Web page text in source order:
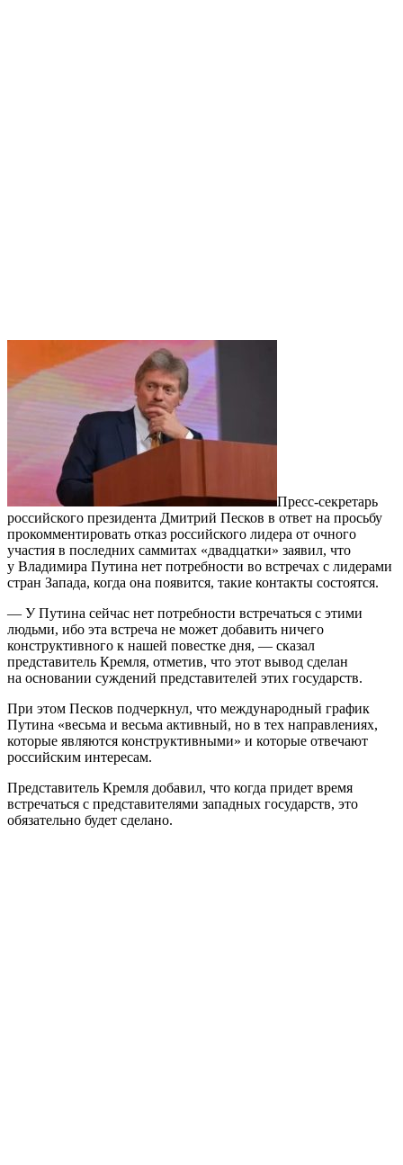
Пресс-секретарь
российского президента Дмитрий Песков в ответ на просьбу
прокомментировать отказ российского лидера от очного
участия в последних саммитах «двадцатки» заявил, что
у Владимира Путина нет потребности во встречах с лидерами
стран Запада, когда она появится, такие контакты состоятся.
— У Путина сейчас нет потребности встречаться с этими
людьми, ибо эта встреча не может добавить ничего
конструктивного к нашей повестке дня, — сказал
представитель Кремля, отметив, что этот вывод сделан
на основании суждений представителей этих государств.
При этом Песков подчеркнул, что международный график
Путина «весьма и весьма активный, но в тех направлениях,
которые являются конструктивными» и которые отвечают
российским интересам.
Представитель Кремля добавил, что когда придет время
встречаться с представителями западных государств, это
обязательно будет сделано.